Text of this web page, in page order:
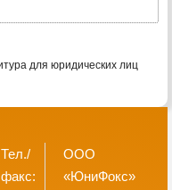
Тел./
факс:
ООО
«ЮниФокс»